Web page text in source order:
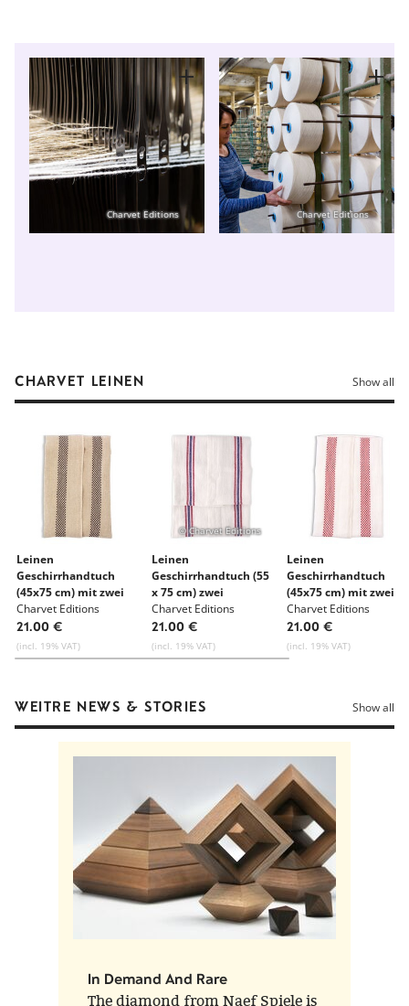
Charvet Editions Charvet Editions
CHARVET LEINEN Show all
Leinen
Geschirrhandtuch
(45x75 cm) mit zwei
karierten
Längsstreifen
Charvet Editions
21.00 €
(incl. 19% VAT)
© Charvet Editions
Leinen
Geschirrhandtuch (55
x 75 cm) zwei
3teiligen Streifen
Charvet Editions
21.00 €
(incl. 19% VAT)
Leinen
Geschirrhandtuch
(45x75 cm) mit zwei
karierten
Längsstreifen
Charvet Editions
21.00 €
(incl. 19% VAT)
WEITRE NEWS & STORIES Show all
In Demand And Rare
The diamond from Naef Spiele is